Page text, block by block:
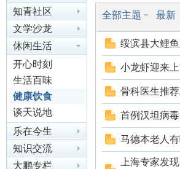
尔
知青社区
文学沙龙
休闲生活
开心时刻
生活百味
健康饮食
谈天说地
乐在今生
知识交流
大鹏专栏
全部主题 最新
绥滨县大鲤
小龙虾迎来
骨科医生推
首例汉坦病
马德本老人
上海专家发